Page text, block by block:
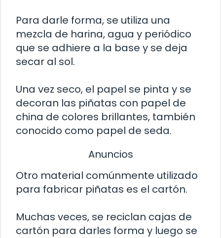
Para darle forma, se utiliza una
mezcla de harina, agua y periódico
que se adhiere a la base y se deja
secar al sol.
Una vez seco, el papel se pinta y se
decoran las piñatas con papel de
china de colores brillantes, también
conocido como papel de seda.
Anuncios
Otro material comúnmente utilizado
para fabricar piñatas es el cartón.
Muchas veces, se reciclan cajas de
cartón para darles forma y luego se